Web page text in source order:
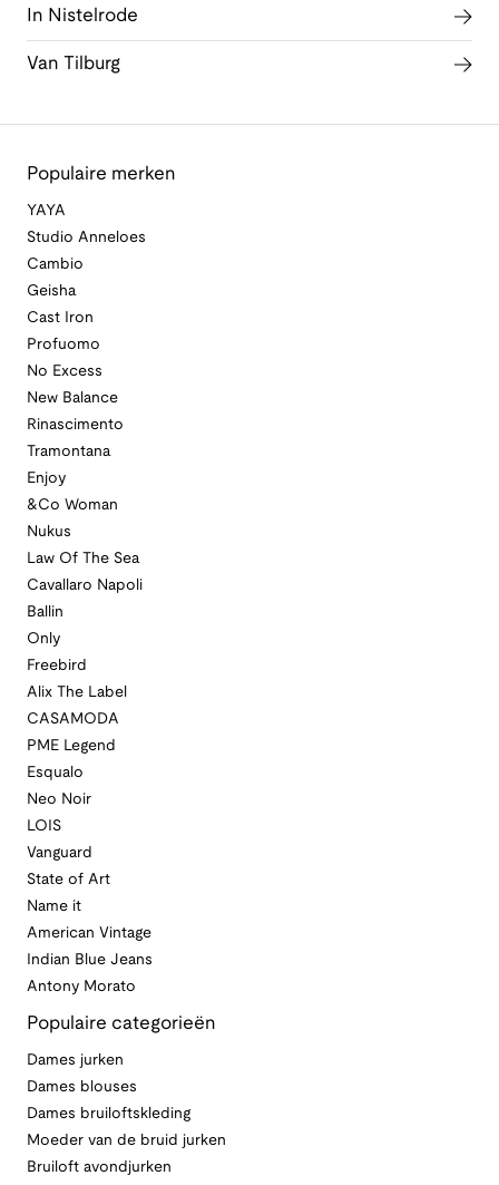
In Nistelrode
Van Tilburg
Populaire merken
YAYA
Studio Anneloes
Cambio
Geisha
Cast Iron
Profuomo
No Excess
New Balance
Rinascimento
Tramontana
Enjoy
&Co Woman
Nukus
Law Of The Sea
Cavallaro Napoli
Ballin
Only
Freebird
Alix The Label
CASAMODA
PME Legend
Esqualo
Neo Noir
LOIS
Vanguard
State of Art
Name it
American Vintage
Indian Blue Jeans
Antony Morato
Populaire categorieën
Dames jurken
Dames blouses
Dames bruiloftskleding
Moeder van de bruid jurken
Bruiloft avondjurken